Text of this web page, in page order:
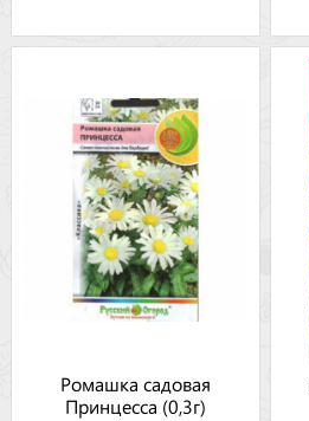
Ромашка садовая
Принцесса (0,3г)